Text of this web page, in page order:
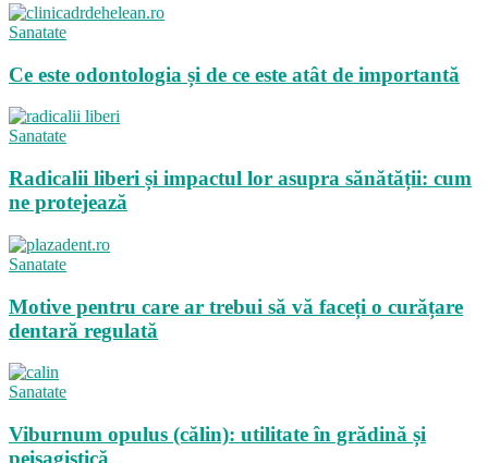
Sanatate
Ce este odontologia și de ce este atât de importantă
Sanatate
Radicalii liberi și impactul lor asupra sănătății: cum
ne protejează
Sanatate
Motive pentru care ar trebui să vă faceți o curățare
dentară regulată
Sanatate
Viburnum opulus (călin): utilitate în grădină și
peisagistică